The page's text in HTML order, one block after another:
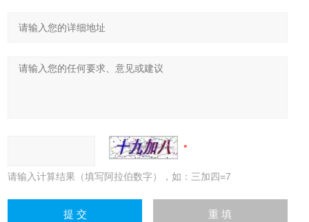
请输入计算结果（填写阿拉伯数字），如：三加四=7